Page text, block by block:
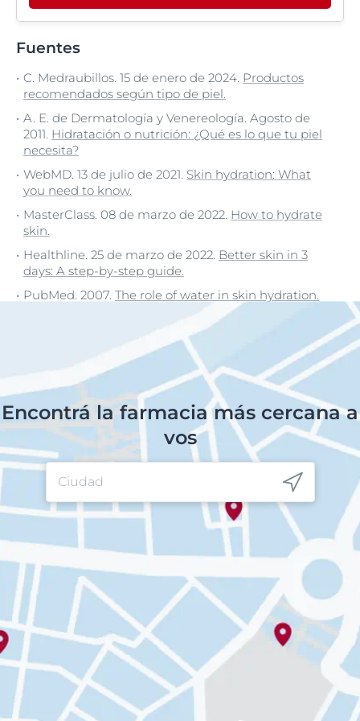
Fuentes
C. Medraubillos. 15 de enero de 2024. Productos
recomendados según tipo de piel.
A. E. de Dermatología y Venereología. Agosto de
2011. Hidratación o nutrición: ¿Qué es lo que tu piel
necesita?
WebMD. 13 de julio de 2021. Skin hydration: What
you need to know.
MasterClass. 08 de marzo de 2022. How to hydrate
skin.
Healthline. 25 de marzo de 2022. Better skin in 3
days: A step-by-step guide.
PubMed. 2007. The role of water in skin hydration.
Encontrá la farmacia más cercana a
vos